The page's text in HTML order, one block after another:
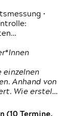
•
einzelnen
Anhand von
Wie erstel…
(10 Termine,